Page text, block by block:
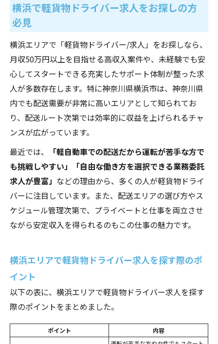
横浜で軽貨物ドライバ求人の選び方で失敗しな
いコツ
軽貨物の業務委託で安定収入を得る方法
軽貨物ドライバー 稼げないと感じる理由とその
対策
軽貨物ドライバーで手取りを増やすための具体
的な戦略
横浜の現役軽貨物ドライバーが語るリアルな声
軽貨物の求人で未経験者が採用されるためのコ
ツ
軽貨物ドライバーはどうなの？口コミとデータ
でわかる本当の仕事環境
結論｜軽貨物ドライバー求人横浜で稼ぎたいあ
なたへ
横浜で軽貨物ドライバー求人をお探しの方
必見
横浜エリアで「軽貨物ドライバー/求人」をお探しなら、
月収50万円以上を目指せる高収入案件や、未経験でも安
心してスタートできる充実したサポート体制が整った求
人が多数存在します。特に神奈川県横浜市は、神奈川県
内でも配送需要が非常に高いエリアとして知られてお
り、配送ルート次第では効率的に収益を上げられるチャ
ンスが広がっています。
最近では、
「軽自動車での配送だから運転が苦手な方で
も挑戦しやすい」「自由な働き方を選択できる業務委託
求人が豊富」 などの理由から、多くの人が軽貨物ドライ
バーに注目しています。また、配送エリアの選び方やス
ケジュール管理次第で、プライベートと仕事を両立させ
ながら安定収入を得られるのもこの仕事の魅力です。
横浜エリアで軽貨物ドライバー求人を探す際のポ
イント
以下の表に、横浜エリアで軽貨物ドライバー求人を探す
際のポイントをまとめました。
ポイント 内容